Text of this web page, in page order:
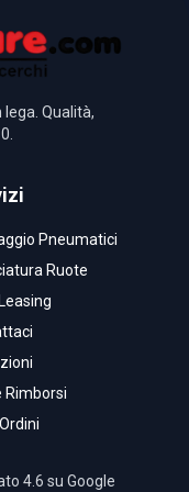
lega. Qualità,
Pneumatici
Ruote
Rimborsi
Ordini
4.6 su Google